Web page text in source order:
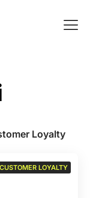
Loyalty
CUSTOMER LOYALTY